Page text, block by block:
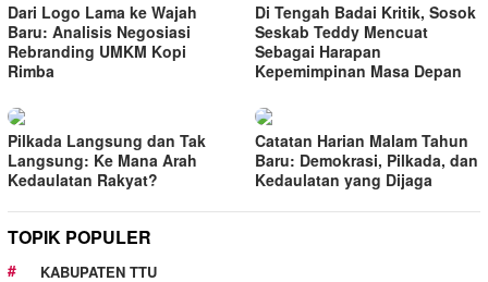
Dari Logo Lama ke Wajah
Baru: Analisis Negosiasi
Rebranding UMKM Kopi
Rimba
Di Tengah Badai Kritik, Sosok
Seskab Teddy Mencuat
Sebagai Harapan
Kepemimpinan Masa Depan
Pilkada Langsung dan Tak
Langsung: Ke Mana Arah
Kedaulatan Rakyat?
Catatan Harian Malam Tahun
Baru: Demokrasi, Pilkada, dan
Kedaulatan yang Dijaga
TOPIK POPULER
KABUPATEN TTU